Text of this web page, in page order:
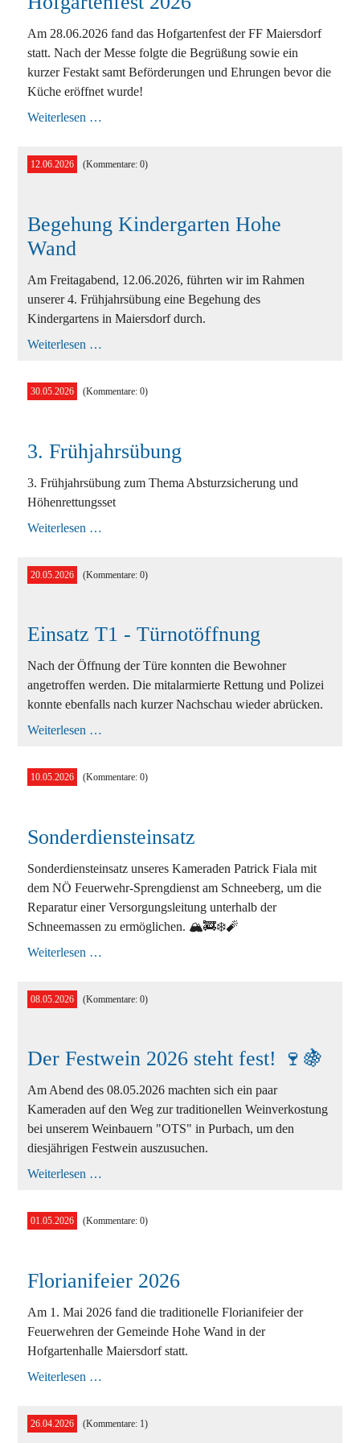
Bekleidung
Ausbildung
Einsätze
Veranstaltungen
Am 28.06.2026 fand das Hofgartenfest der FF Maiersdorf
statt. Nach der Messe folgte die Begrüßung sowie ein
kurzer Festakt samt Beförderungen und Ehrungen bevor die
Küche eröffnet wurde!
Weiterlesen …
12.06.2026 (Kommentare: 0)
Begehung Kindergarten Hohe
Wand
Am Freitagabend, 12.06.2026, führten wir im Rahmen
unserer 4. Frühjahrsübung eine Begehung des
Kindergartens in Maiersdorf durch.
Weiterlesen …
30.05.2026 (Kommentare: 0)
3. Frühjahrsübung
3. Frühjahrsübung zum Thema Absturzsicherung und
Höhenrettungsset
Weiterlesen …
20.05.2026 (Kommentare: 0)
Einsatz T1 - Türnotöffnung
Nach der Öffnung der Türe konnten die Bewohner
angetroffen werden. Die mitalarmierte Rettung und Polizei
konnte ebenfalls nach kurzer Nachschau wieder abrücken.
Weiterlesen …
10.05.2026 (Kommentare: 0)
Sonderdiensteinsatz
Sonderdiensteinsatz unseres Kameraden Patrick Fiala mit
dem NÖ Feuerwehr-Sprengdienst am Schneeberg, um die
Reparatur einer Versorgungsleitung unterhalb der
Schneemassen zu ermöglichen. 🏔️🚒❄️🧨
Weiterlesen …
08.05.2026 (Kommentare: 0)
Der Festwein 2026 steht fest! 🍷🍇
Am Abend des 08.05.2026 machten sich ein paar
Kameraden auf den Weg zur traditionellen Weinverkostung
bei unserem Weinbauern "OTS" in Purbach, um den
diesjährigen Festwein auszusuchen.
Weiterlesen …
fest!
01.05.2026 (Kommentare: 0)
Florianifeier 2026
Am 1. Mai 2026 fand die traditionelle Florianifeier der
Feuerwehren der Gemeinde Hohe Wand in der
Hofgartenhalle Maiersdorf statt.
Weiterlesen …
26.04.2026 (Kommentare: 1)